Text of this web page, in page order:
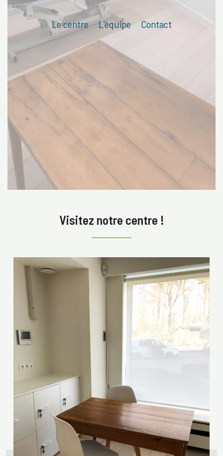
Le centre L'équipe Contact
Visitez notre centre !